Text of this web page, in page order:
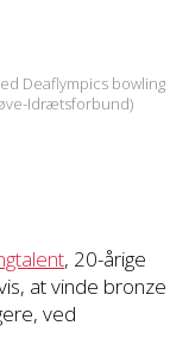
Deaflympics bowling
Idrætsforbund)
, 20-årige
at vinde bronze
ved